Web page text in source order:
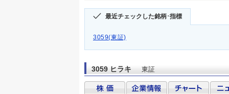
最近チェックした銘柄･指標
3059(東証)
3059 ヒラキ 東証